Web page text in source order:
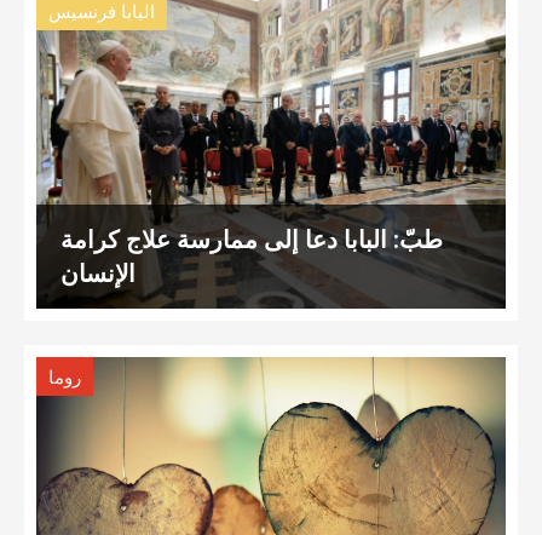
البابا فرنسيس
طبّ: البابا دعا إلى ممارسة علاج كرامة
الإنسان
روما